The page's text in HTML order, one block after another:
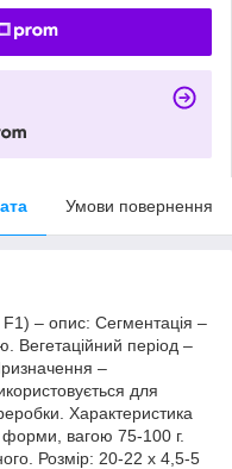
Умови повернення
– опис: Сегментація –
Вегетаційний період –
–
для
Характеристика
форми, вагою 75-100 г.
Розмір: 20-22 х 4,5-5